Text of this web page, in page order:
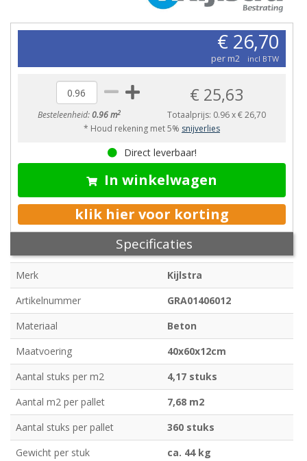
€ 26,70
per m2 incl BTW
Besteleenheid:0.96 m2
€ 25,63
Totaalprijs: 0.96x€ 26,70
* Houd rekening met 5% snijverlies
Direct leverbaar!
In winkelwagen
klik hier voor korting
Specificaties
Merk
Kijlstra
Artikelnummer
GRA01406012
Materiaal
Beton
Maatvoering
40x60x12cm
Aantal stuks per m2
4,17 stuks
Aantal m2 per pallet
7,68 m2
Aantal stuks per pallet
360 stuks
Gewicht per stuk
ca. 44 kg